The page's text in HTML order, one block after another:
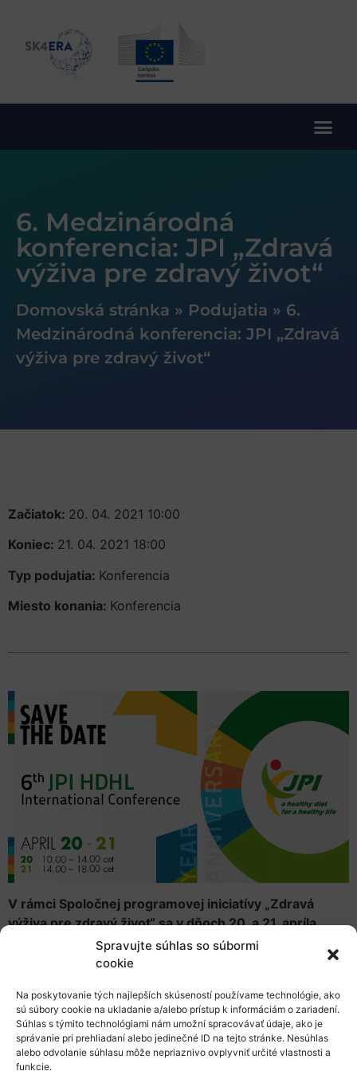
Spravujte súhlas so súbormi
cookie
Na poskytovanie tých najlepších skúseností používame technológie, ako
sú súbory cookie na ukladanie a/alebo prístup k informáciám o zariadení.
Súhlas s týmito technológiami nám umožní spracovávať údaje, ako je
správanie pri prehliadaní alebo jedinečné ID na tejto stránke. Nesúhlas
alebo odvolanie súhlasu môže nepriaznivo ovplyvniť určité vlastnosti a
funkcie.
6. Medzinárodná
konferencia: JPI „Zdravá
výživa pre zdravý život“
Domovská stránka » Podujatia » 6.
Medzinárodná konferencia: JPI „Zdravá
výživa pre zdravý život“
Začiatok: 20. 04. 2021 10:00
Koniec: 21. 04. 2021 18:00
Typ podujatia: Konferencia
Miesto konania: Konferencia
V rámci Spoločnej programovej iniciatívy „Zdravá
výživa pre zdravý život“ sa v dňoch 20. a 21. apríla
2021 od 10:00 do 18:00 uskutoční 6. medzinárodná
Z dôvodu pandémie COVID-19 sa
príležitosť pre širokú škálu zainteresovaných strán, aby
sa pripojili k diskusiám o vývoji v oblasti potravín,
výživy a zdravia.